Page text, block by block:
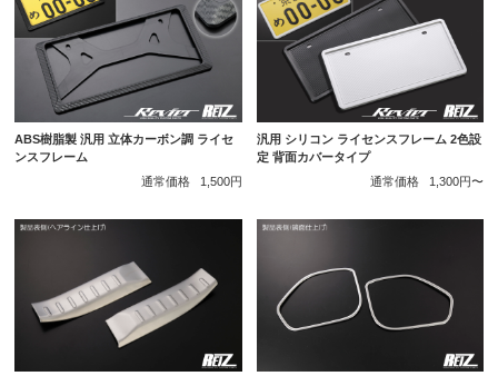
ABS樹脂製 汎用 立体カーボン調 ライセ
ンスフレーム
通常価格
1,500円
汎用 シリコン ライセンスフレーム 2色設
定 背面カバータイプ
通常価格
1,300円〜